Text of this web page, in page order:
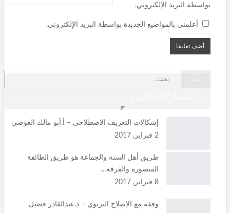
بواسطة البريد الإلكتروني.
أعلمني بالمواضيع الجديدة بواسطة البريد الإلكتروني.
إشكالات التعريف الاصطلاحي – أ.أبو مالك العوضي
2 فبراير, 2017
طريق أهل السنة والجماعة هو طريق الطائفة
المنصورة والفرقة…
8 فبراير, 2017
وقفة مع الإصلاح التربوي – د.عبدالقادر فضيل